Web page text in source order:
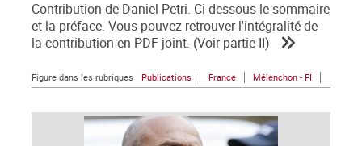
Contribution de Daniel Petri. Ci-dessous le sommaire
et la préface. Vous pouvez retrouver l'intégralité de
la contribution en PDF joint. (Voir partie II)
Figure dans les rubriques Publications France Mélenchon - FI